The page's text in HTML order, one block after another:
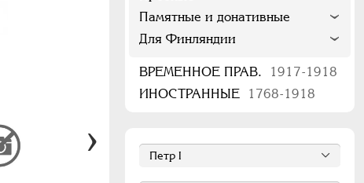
Памятные и донативные
Для Финляндии
ВРЕМЕННОЕ ПРАВ.
1917-1918
ИНОСТРАННЫЕ
1768-1918